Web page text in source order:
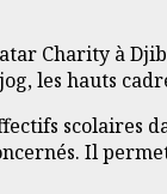
Charity à
les hauts
scolaires
Il